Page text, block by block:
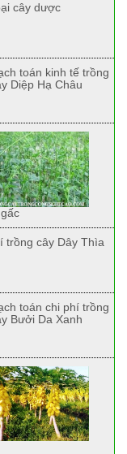
cây dược
toán kinh tế trồng
Diệp Hạ Châu
trồng cây Dây Thìa
toán chi phí trồng
Bưởi Da Xanh